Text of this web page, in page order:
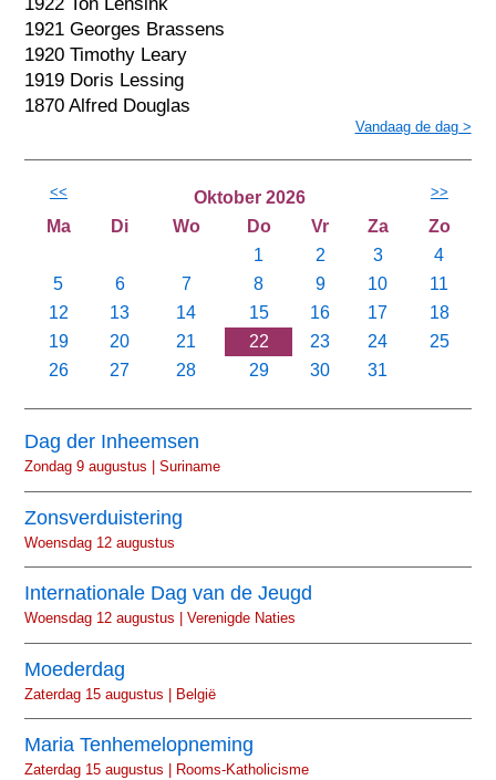
1922 Ton Lensink
1921 Georges Brassens
1920 Timothy Leary
1919 Doris Lessing
1870 Alfred Douglas
Vandaag de dag >
<< Oktober 2026 >>
Ma Di Wo Do Vr Za
Zo
1
2 3
4
5
6 7 8 9 10
11
12
13 14 15 16 17
18
19
20 21 22 23 24
25
26
27 28 29 30 31
Dag der Inheemsen
Zondag 9 augustus | Suriname
Zonsverduistering
Woensdag 12 augustus
Internationale Dag van de Jeugd
Woensdag 12 augustus | Verenigde Naties
Moederdag
Zaterdag 15 augustus | België
Maria Tenhemelopneming
Zaterdag 15 augustus | Rooms-Katholicisme